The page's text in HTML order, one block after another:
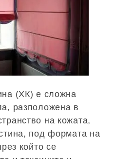
(ХК) е сложна
разположена в
на кожата,
под формата на
който се